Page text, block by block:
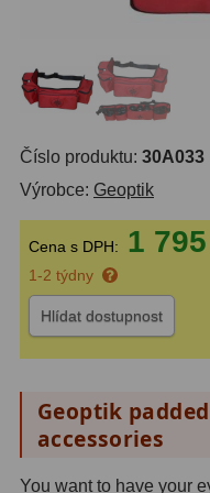
IPoradce
Stav
Objednávky
37
Do 10000 Kč
Okuláry455
Plössl a Super Plössl120
Širokoúhlé WA (52°-60°)
SWA (62°-78°)86
UWA (80°-98°)22
XWA (100°-120°)17
ZOOM12
ED a Flat Field12
Číslo produktu: 30A033
Výrobce: Geoptik
Cena s DPH: 1
1-2 týdny
Hlídat dostupnost
Geoptik
accessories
You want to have your